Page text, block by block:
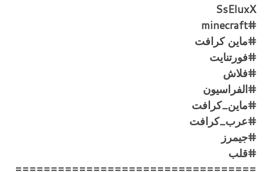
SsEluxX
#minecraft
#ماين كرافت
#فورتنايت
#فلاش
#الفراسيون
#ماين_كرافت
#عرب_كرافت
#جيمرز
#قلب
==================================